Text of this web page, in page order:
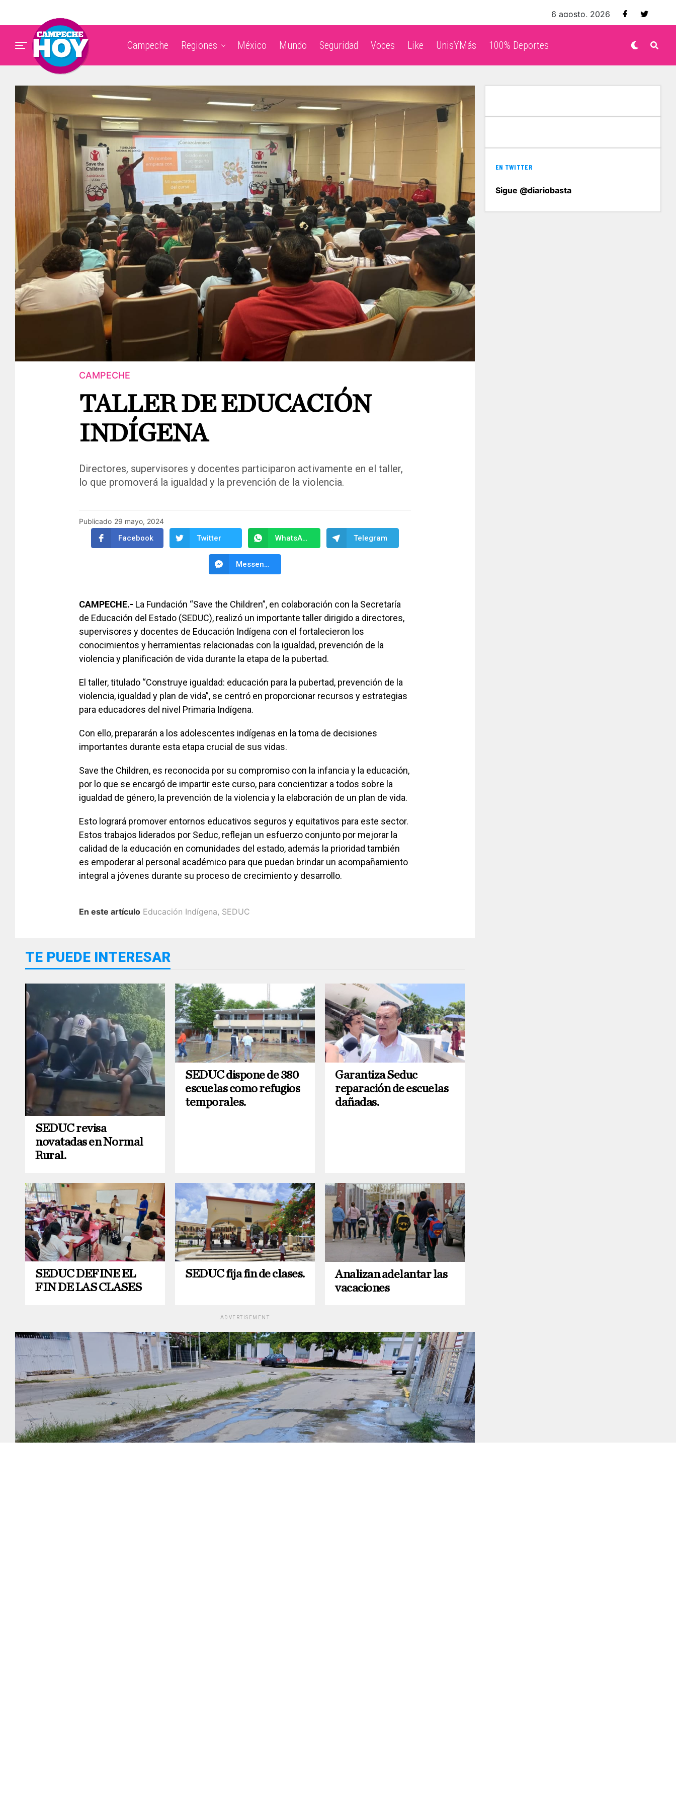
6 agosto, 2026
Campeche Regiones México Mundo Seguridad Voces Like UnisYMás 100% Deportes
CAMPECHE
TALLER DE EDUCACIÓN
INDÍGENA
Directores, supervisores y docentes participaron activamente en el taller,
lo que promoverá la igualdad y la prevención de la violencia.
Publicado 29 mayo, 2024
Facebook Twitter WhatsApp Telegram
Messenger
CAMPECHE.- La Fundación “Save the Children”, en colaboración con la Secretaría
de Educación del Estado (SEDUC), realizó un importante taller dirigido a directores,
supervisores y docentes de Educación Indígena con el fortalecieron los
conocimientos y herramientas relacionadas con la igualdad, prevención de la
violencia y planificación de vida durante la etapa de la pubertad.
El taller, titulado “Construye igualdad: educación para la pubertad, prevención de la
violencia, igualdad y plan de vida”, se centró en proporcionar recursos y estrategias
para educadores del nivel Primaria Indígena.
Con ello, prepararán a los adolescentes indígenas en la toma de decisiones
importantes durante esta etapa crucial de sus vidas.
Save the Children, es reconocida por su compromiso con la infancia y la educación,
por lo que se encargó de impartir este curso, para concientizar a todos sobre la
igualdad de género, la prevención de la violencia y la elaboración de un plan de vida.
Esto logrará promover entornos educativos seguros y equitativos para este sector.
Estos trabajos liderados por Seduc, reflejan un esfuerzo conjunto por mejorar la
calidad de la educación en comunidades del estado, además la prioridad también
es empoderar al personal académico para que puedan brindar un acompañamiento
integral a jóvenes durante su proceso de crecimiento y desarrollo.
En este artículo Educación Indígena, SEDUC
TE PUEDE INTERESAR
SEDUC revisa
novatadas en Normal
Rural.
SEDUC dispone de 380
escuelas como refugios
temporales.
Garantiza Seduc
reparación de escuelas
dañadas.
SEDUC DEFINE EL
FIN DE LAS CLASES
SEDUC fija fin de clases.
Analizan adelantar las
vacaciones
ADVERTISEMENT
EN TWITTER
Sigue @diariobasta